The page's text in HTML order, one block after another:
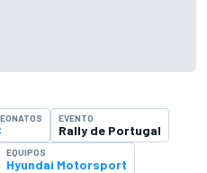
EVENTO
Rally de Portugal
EQUIPOS
Hyundai Motorsport